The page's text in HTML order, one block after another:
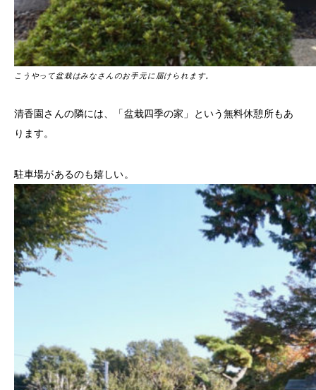
こうやって盆栽はみなさんのお手元に届けられます。
清香園さんの隣には、「盆栽四季の家」という無料休憩所もあ
ります。
駐車場があるのも嬉しい。